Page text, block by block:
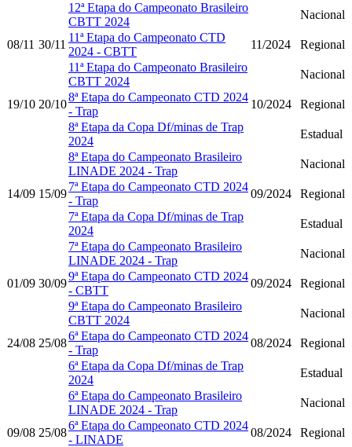
12ª Etapa do Campeonato Brasileiro
CBTT 2024
Nacional
08/11 30/11
11ª Etapa do Campeonato CTD
2024 - CBTT
11/2024
Regional
11ª Etapa do Campeonato Brasileiro
CBTT 2024
Nacional
19/10 20/10
8ª Etapa do Campeonato CTD 2024
- Trap
10/2024
Regional
8ª Etapa da Copa Df/minas de Trap
2024
Estadual
8ª Etapa do Campeonato Brasileiro
LINADE 2024 - Trap
Nacional
14/09 15/09
7ª Etapa do Campeonato CTD 2024
- Trap
09/2024
Regional
7ª Etapa da Copa Df/minas de Trap
2024
Estadual
7ª Etapa do Campeonato Brasileiro
LINADE 2024 - Trap
Nacional
01/09 30/09
9ª Etapa do Campeonato CTD 2024
- CBTT
09/2024
Regional
9ª Etapa do Campeonato Brasileiro
CBTT 2024
Nacional
24/08 25/08
6ª Etapa do Campeonato CTD 2024
- Trap
08/2024
Regional
6ª Etapa da Copa Df/minas de Trap
2024
Estadual
6ª Etapa do Campeonato Brasileiro
LINADE 2024 - Trap
Nacional
09/08 25/08
6ª Etapa do Campeonato CTD 2024
- LINADE
08/2024 Regional